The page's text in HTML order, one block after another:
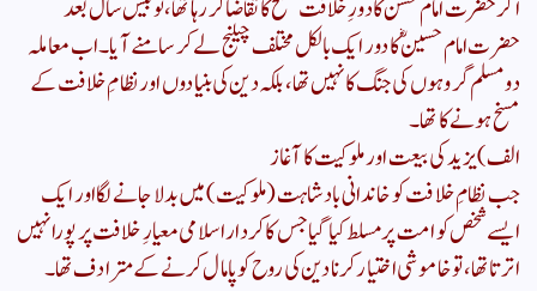
​اگر حضرت امام حسنؓ کا دورِ خلافت صلح کا تقاضا کر رہا تھا، تو بیس سال بعد
حضرت امام حسینؓ کا دور ایک بالکل مختلف چیلنج لے کر سامنے آیا۔ اب معاملہ
دو مسلم گروہوں کی جنگ کا نہیں تھا، بلکہ دین کی بنیادوں اور نظامِ خلافت کے
مسخ ہونے کا تھا۔
​الف) یزید کی بیعت اور ملوکیت کا آغاز
​جب نظامِ خلافت کو خاندانی بادشاہت (ملوکیت) میں بدلا جانے لگا اور ایک
ایسے شخص کو امت پر مسلط کیا گیا جس کا کردار اسلامی معیارِ خلافت پر پورا نہیں
اترتا تھا، تو خاموشی اختیار کرنا دین کی روح کو پامال کرنے کے مترادف تھا۔